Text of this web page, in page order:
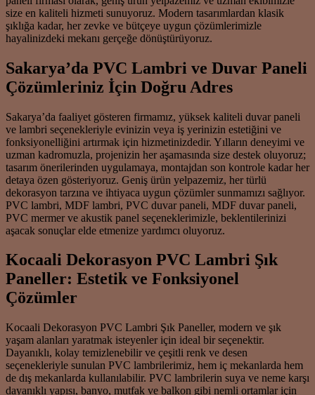
size en kaliteli hizmeti sunuyoruz. Modern tasarımlardan klasik
şıklığa kadar, her zevke ve bütçeye uygun çözümlerimizle
hayalinizdeki mekanı gerçeğe dönüştürüyoruz.
Sakarya’da PVC Lambri ve Duvar Paneli
Çözümleriniz İçin Doğru Adres
Sakarya’da faaliyet gösteren firmamız, yüksek kaliteli duvar paneli
ve lambri seçenekleriyle evinizin veya iş yerinizin estetiğini ve
fonksiyonelliğini artırmak için hizmetinizdedir. Yılların deneyimi ve
uzman kadromuzla, projenizin her aşamasında size destek oluyoruz;
tasarım önerilerinden uygulamaya, montajdan son kontrole kadar her
detaya özen gösteriyoruz. Geniş ürün yelpazemiz, her türlü
dekorasyon tarzına ve ihtiyaca uygun çözümler sunmamızı sağlıyor.
PVC lambri, MDF lambri, PVC duvar paneli, MDF duvar paneli,
PVC mermer ve akustik panel seçeneklerimizle, beklentilerinizi
aşacak sonuçlar elde etmenize yardımcı oluyoruz.
Kocaali Dekorasyon PVC Lambri Şık
Paneller: Estetik ve Fonksiyonel
Çözümler
Kocaali Dekorasyon PVC Lambri Şık Paneller, modern ve şık
yaşam alanları yaratmak isteyenler için ideal bir seçenektir.
Dayanıklı, kolay temizlenebilir ve çeşitli renk ve desen
seçenekleriyle sunulan PVC lambrilerimiz, hem iç mekanlarda hem
de dış mekanlarda kullanılabilir. PVC lambrilerin suya ve neme karşı
dayanıklı yapısı, banyo, mutfak ve balkon gibi nemli ortamlar için